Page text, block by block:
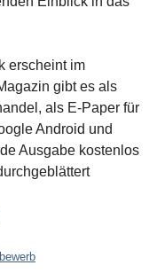
erscheint im
gibt es als
als E-Paper für
Android und
Ausgabe kostenlos